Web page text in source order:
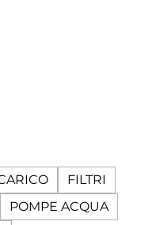
FILTRI
POMPE ACQUA